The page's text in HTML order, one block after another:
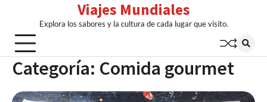
content
Viajes Mundiales
Explora los sabores y la cultura de cada lugar que visito.
Categoría: Comida gourmet